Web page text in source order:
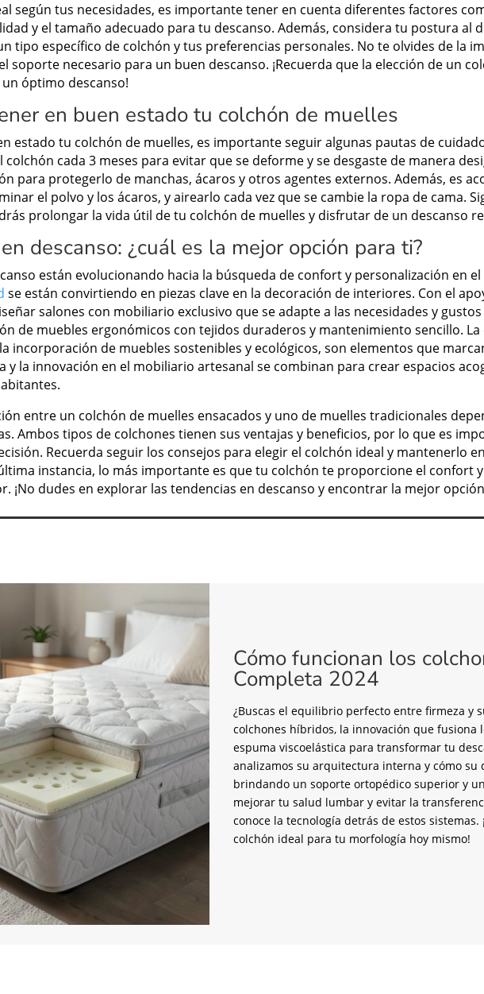
según tus necesidades, es importante tener en cuenta diferentes factores
y el tamaño adecuado para tu descanso. Además, considera tu postura al
tipo específico de colchón y tus preferencias personales. No te olvides de la
soporte necesario para un buen descanso. ¡Recuerda que la elección de un
óptimo descanso!
en buen estado tu colchón de muelles
estado tu colchón de muelles, es importante seguir algunas pautas de
cada 3 meses para evitar que se deforme y se desgaste de manera
para protegerlo de manchas, ácaros y otros agentes externos. Además, es
el polvo y los ácaros, y airearlo cada vez que se cambie la ropa de cama.
prolongar la vida útil de tu colchón de muelles y disfrutar de un descanso
descanso: ¿cuál es la mejor opción para ti?
están evolucionando hacia la búsqueda de confort y personalización en
se están convirtiendo en piezas clave en la decoración de interiores. Con el
salones con mobiliario exclusivo que se adapte a las necesidades y
de muebles ergonómicos con tejidos duraderos y mantenimiento sencillo.
incorporación de muebles sostenibles y ecológicos, son elementos que
y la innovación en el mobiliario artesanal se combinan para crear espacios
entre un colchón de muelles ensacados y uno de muelles tradicionales
Ambos tipos de colchones tienen sus ventajas y beneficios, por lo que es
Recuerda seguir los consejos para elegir el colchón ideal y mantenerlo
instancia, lo más importante es que tu colchón te proporcione el confort
¡No dudes en explorar las tendencias en descanso y encontrar la mejor
Cómo funcionan los
Completa 2024
¿Buscas el equilibrio perfecto entre firmeza y
colchones híbridos, la innovación que fusiona
espuma viscoelástica para transformar tu
analizamos su arquitectura interna y cómo
brindando un soporte ortopédico superior y
mejorar tu salud lumbar y evitar la
conoce la tecnología detrás de estos
colchón ideal para tu morfología hoy mismo!